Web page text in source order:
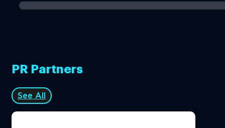
PR Partners
See All